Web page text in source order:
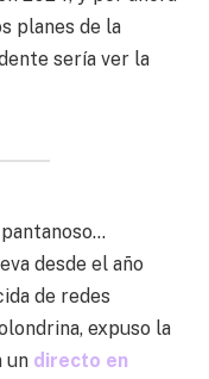
planes de la
sería ver la
desde el año
de redes
expuso la
un directo en